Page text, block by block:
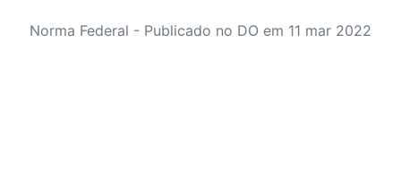
Norma Federal - Publicado no DO em 11 mar 2022